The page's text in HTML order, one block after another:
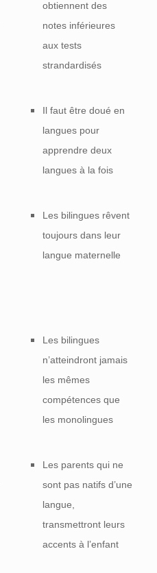
obtiennent des
notes inférieures
aux tests
strandardisés
Il faut être doué en
langues pour
apprendre deux
langues à la fois
Les bilingues rêvent
toujours dans leur
langue maternelle
Les bilingues
n’atteindront jamais
les mêmes
compétences que
les monolingues
Les parents qui ne
sont pas natifs d’une
langue,
transmettront leurs
accents à l’enfant